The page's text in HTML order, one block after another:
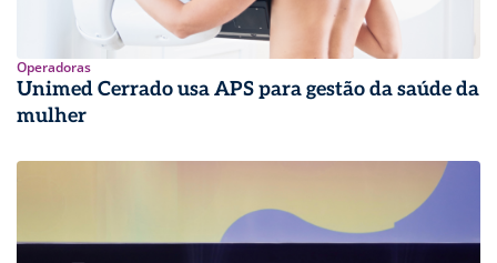
Operadoras
Unimed Cerrado usa APS para gestão da saúde da
mulher